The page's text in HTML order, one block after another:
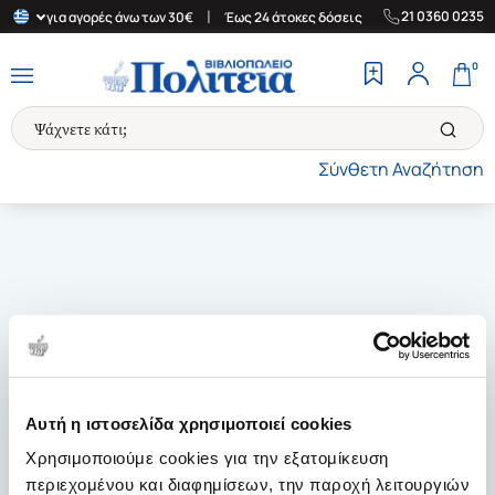
Αυτή η ιστοσελίδα χρησιμοποιεί cookies
Χρησιμοποιούμε cookies για την εξατομίκευση
περιεχομένου και διαφημίσεων, την παροχή λειτουργιών
για αγορές άνω των 30€ Έως 24 άτοκες δόσεις | Δωρεάν
21 0360 0235
Σύνθετη Αναζήτηση
0